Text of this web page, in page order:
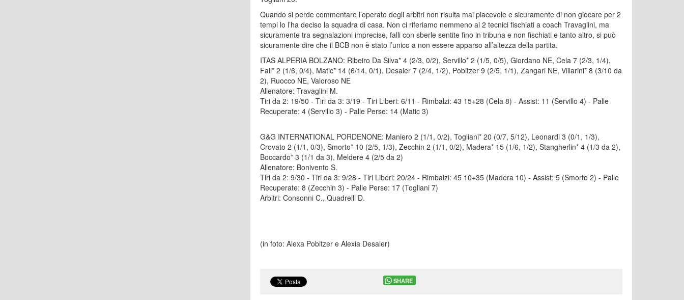
Quando si perde commentare l’operato degli arbitri non risulta mai piacevole e sicuramente di non giocare per 2
tempi lo l’ha deciso la squadra di casa. Non ci riferiamo nemmeno ai 2 tecnici fischiati a coach Travaglini, ma
sicuramente tra segnalazioni imprecise, falli con sberle sentite fino in tribuna e non fischiati e tanto altro, si può
sicuramente dire che il BCB non è stato l’unico a non essere apparso all’altezza della partita.
ITAS ALPERIA BOLZANO: Ribeiro Da Silva* 4 (2/3, 0/2), Servillo* 2 (1/5, 0/5), Giordano NE, Cela 7 (2/3, 1/4),
Fall* 2 (1/6, 0/4), Matic* 14 (6/14, 0/1), Desaler 7 (2/4, 1/2), Pobitzer 9 (2/5, 1/1), Zangari NE, Villarini* 8 (3/10 da
2), Ruocco NE, Valoroso NE
Allenatore: Travaglini M.
Tiri da 2: 19/50 - Tiri da 3: 3/19 - Tiri Liberi: 6/11 - Rimbalzi: 43 15+28 (Cela 8) - Assist: 11 (Servillo 4) - Palle
Recuperate: 4 (Servillo 3) - Palle Perse: 14 (Matic 3)
G&G INTERNATIONAL PORDENONE: Maniero 2 (1/1, 0/2), Togliani* 20 (0/7, 5/12), Leonardi 3 (0/1, 1/3),
Crovato 2 (1/1, 0/3), Smorto* 10 (2/5, 1/3), Zecchin 2 (1/1, 0/2), Madera* 15 (1/6, 1/2), Stangherlin* 4 (1/3 da 2),
Boccardo* 3 (1/1 da 3), Meldere 4 (2/5 da 2)
Allenatore: Bonivento S.
Tiri da 2: 9/30 - Tiri da 3: 9/28 - Tiri Liberi: 20/24 - Rimbalzi: 45 10+35 (Madera 10) - Assist: 5 (Smorto 2) - Palle
Recuperate: 8 (Zecchin 3) - Palle Perse: 17 (Togliani 7)
Arbitri: Consonni C., Quadrelli D.
(in foto: Alexa Pobitzer e Alexia Desaler)
SHARE